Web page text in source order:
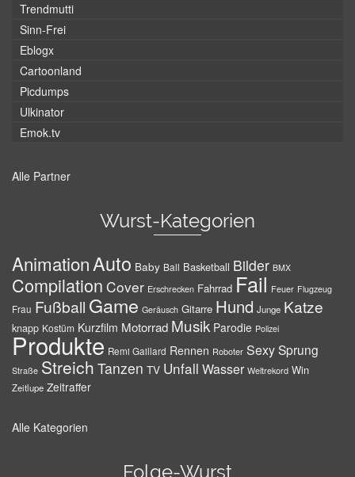
Trendmutti
Sinn-Frei
Eblogx
Cartoonland
Picdumps
Ulkinator
Emok.tv
Alle Partner
Wurst-Kategorien
AnimationAuto Baby Ball Basketball Bilder BMX
Compilation Cover Erschrecken Fahrrad Fail Feuer Flugzeug
Frau Fußball Game Geräusch Gitarre Hund Junge Katze
knapp Kostüm Kurzfilm Motorrad Musik Parodie Polizei
Produkte Remi Gaillard Rennen Roboter SexySprung
Straße Streich Tanzen TV Unfall Wasser Weltrekord Win
Zeitlupe Zeitraffer
Alle Kategorien
Folge-Wurst